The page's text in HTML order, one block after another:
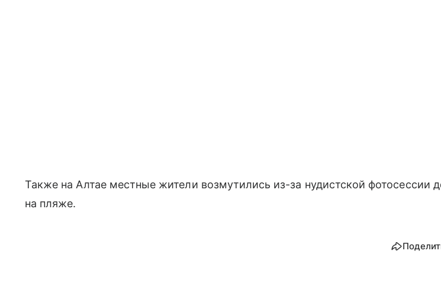
Также на Алтае местные жители возмутились из-за нудистской фотосессии
на пляже.